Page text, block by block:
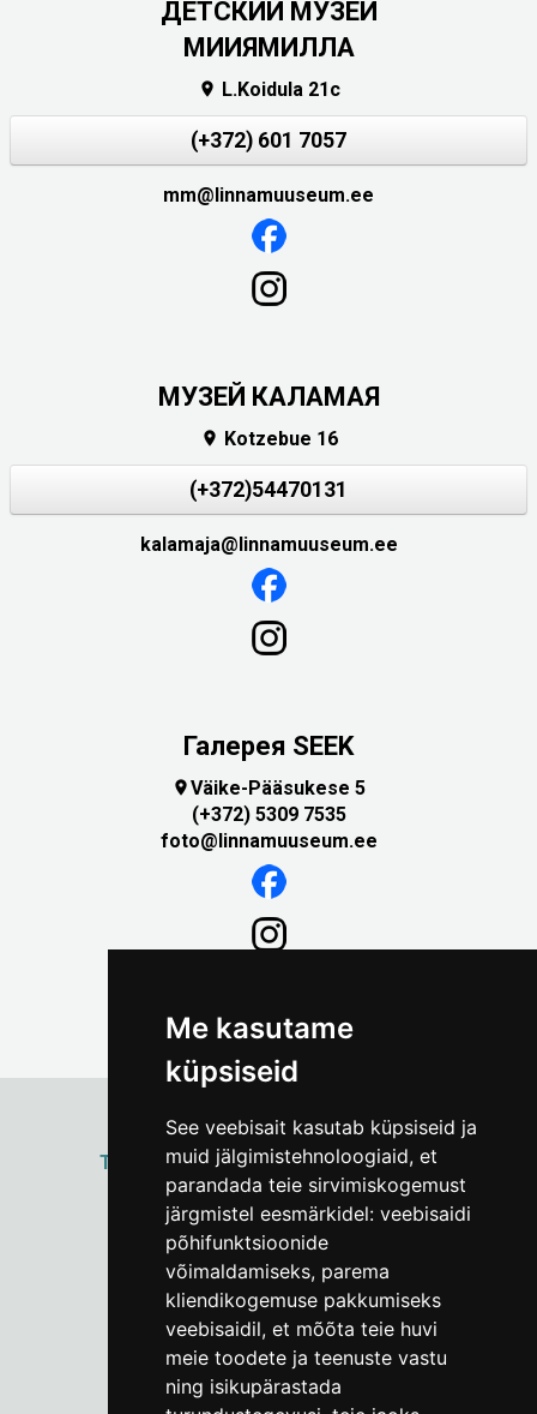
Me kasutame
küpsiseid
See veebisait kasutab küpsiseid ja
muid jälgimistehnoloogiaid, et
parandada teie sirvimiskogemust
järgmistel eesmärkidel: veebisaidi
põhifunktsioonide
võimaldamiseks, parema
kliendikogemuse pakkumiseks
veebisaidil, et mõõta teie huvi
meie toodete ja teenuste vastu
ning isikupärastada
ДЕТСКИЙ МУЗЕЙ
МИИЯМИЛЛА
 L.Koidula 21c
(+372) 601 7057
mm@linnamuuseum.ee
МУЗЕЙ КАЛАМАЯ
 Kotzebue 16
(+372)54470131
kalamaja@linnamuuseum.ee
Галерея SEEK
Väike-Pääsukese 5
(+372) 5309 7535
foto@linnamuuseum.ee
ТАЛЛИННСКИЙГОРОДСКОЙ МУЗЕЙ
Vene 17
Пн–Пт 9–17:(+372) 610 4178
info@linnamuuseum.ee